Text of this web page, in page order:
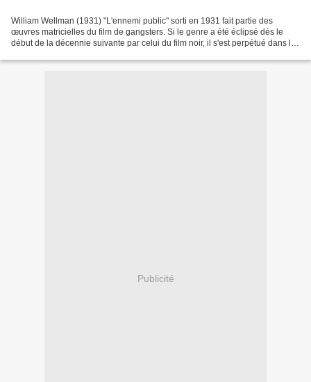
William Wellman (1931) "L'ennemi public" sorti en 1931 fait partie des
œuvres matricielles du film de gangsters. Si le genre a été éclipsé dès le
début de la décennie suivante par celui du film noir, il s'est perpétué dans le
Publicité